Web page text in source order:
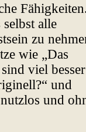
alle
zu
wie „Das
viel besser
und
und